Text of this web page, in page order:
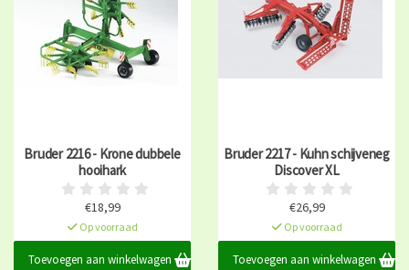
Bruder 2216 - Krone dubbele
hooihark
€18,99
Op voorraad
Toevoegen aan winkelwagen
Bruder 2217 - Kuhn schijveneg
Discover XL
€26,99
Op voorraad
Toevoegen aan winkelwagen